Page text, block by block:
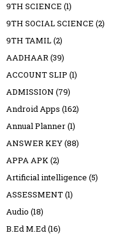
9TH SCIENCE (1)
9TH SOCIAL SCIENCE (2)
9TH TAMIL(2)
AADHAAR(39)
ACCOUNT SLIP (1)
ADMISSION (79)
Android Apps (162)
Annual Planner(1)
ANSWER KEY(88)
APPA APK(2)
Artificial intelligence (5)
ASSESSMENT(1)
Audio (18)
B.Ed M.Ed(16)